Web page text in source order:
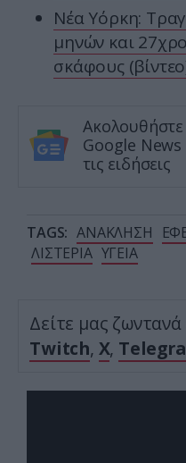
Νέα Υόρκη:
μηνών και
σκάφους
Google News
τις ειδήσεις
TAGS: ΑΝΑΚΛΗΣΗ
ΛΙΣΤΕΡΙΑ ΥΓΕΙΑ
Δείτε μας
Twitch, X,